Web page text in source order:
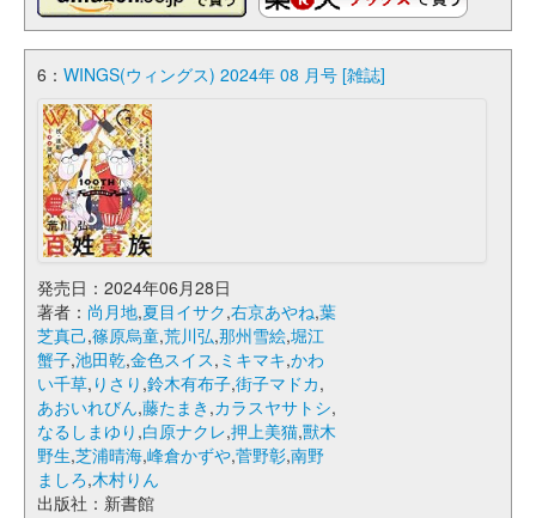
6： WINGS(ウィングス) 2024年 08 月号 [雑誌]
発売日：2024年06月28日
著者： 尚月地,夏目イサク,右京あやね,葉
芝真己,篠原烏童,荒川弘,那州雪絵,堀江
蟹子,池田乾,金色スイス, ミキマキ,かわ
い千草, りさり ,鈴木有布子,街子マドカ,
あおいれびん,藤たまき ,カラスヤサトシ,
なるしまゆり ,白原ナクレ,押上美猫,獸木
野生,芝浦晴海,峰倉かずや,菅野彰,南野
ましろ,木村りん
出版社：新書館